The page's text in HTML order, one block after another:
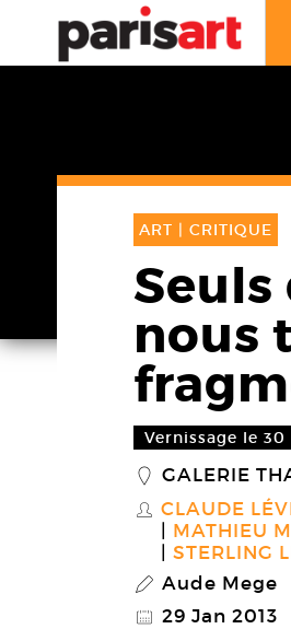
ART | CRITIQUE
nous
Vernissage le 30
_ GALERIE
S CLAUDE
MATHIEU
STERLING
P Aude Mege
@ 29 Jan 2013